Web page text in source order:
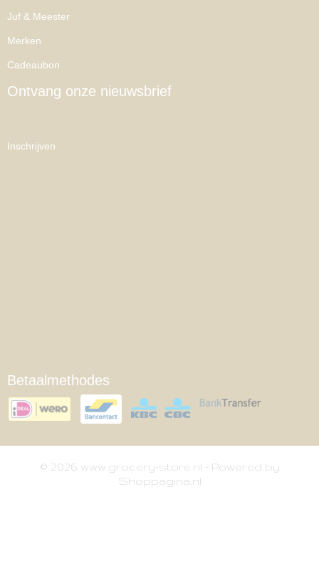
Juf & Meester
Merken
Cadeaubon
Ontvang onze nieuwsbrief
Inschrijven
Betaalmethodes
© 2026 www.grocery-store.nl - Powered by
Shoppagina.nl